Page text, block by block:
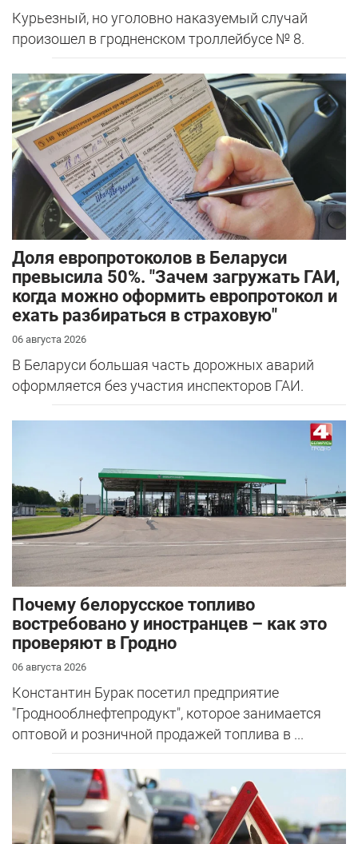
Курьезный, но уголовно наказуемый случай
произошел в гродненском троллейбусе № 8.
Доля европротоколов в Беларуси
превысила 50%. "Зачем загружать ГАИ,
когда можно оформить европротокол и
ехать разбираться в страховую"
06 августа 2026
В Беларуси большая часть дорожных аварий
оформляется без участия инспекторов ГАИ.
Почему белорусское топливо
востребовано у иностранцев – как это
проверяют в Гродно
06 августа 2026
Константин Бурак посетил предприятие
"Гроднооблнефтепродукт", которое занимается
оптовой и розничной продажей топлива в ...